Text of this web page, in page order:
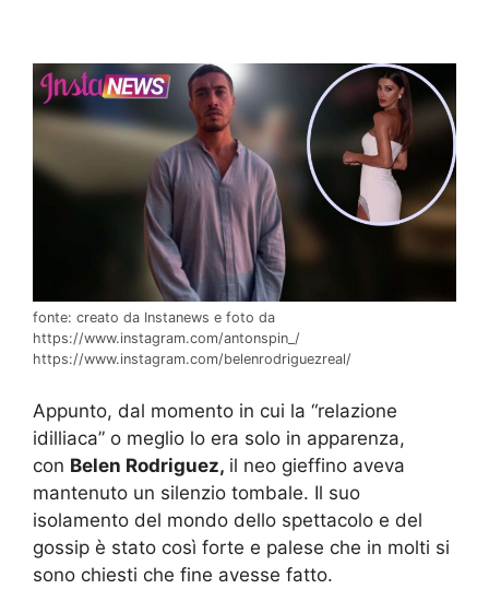
fonte: creato da Instanews e foto da
https://www.instagram.com/antonspin_/
https://www.instagram.com/belenrodriguezreal/
Appunto, dal momento in cui la “relazione
idilliaca” o meglio lo era solo in apparenza,
con Belen Rodriguez, il neo gieffino aveva
mantenuto un silenzio tombale. Il suo
isolamento del mondo dello spettacolo e del
gossip è stato così forte e palese che in molti si
sono chiesti che fine avesse fatto.